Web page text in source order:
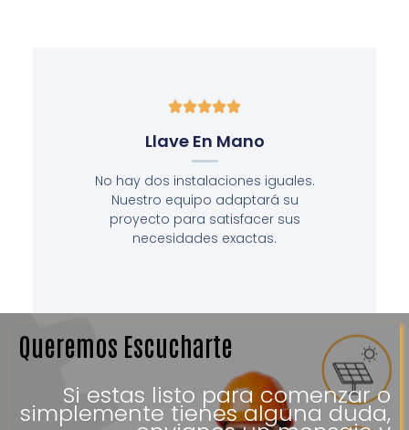

Llave En Mano
No hay dos instalaciones iguales.
Nuestro equipo adaptará su
proyecto para satisfacer sus
necesidades exactas.
Queremos Escucharte
Si estas listo para comenzar o
simplemente tienes alguna duda,